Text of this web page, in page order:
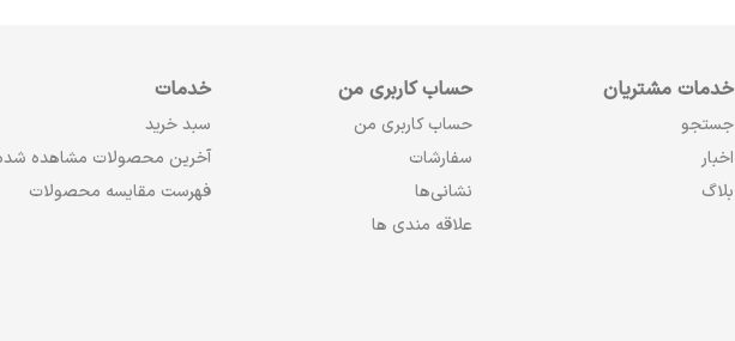
خدمات مشتریان
جستجو
اخبار
بلاگ
حساب کاربری من
حساب کاربری من
سفارشات
نشانی‌ها
علاقه مندی ها
خدمات
سبد خرید
آخرین محصولات مشاهده
فهرست مقایسه محصولات